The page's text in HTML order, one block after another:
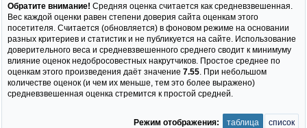
Обратите внимание! Средняя оценка считается как средневзвешенная.
Вес каждой оценки равен степени доверия сайта оценкам этого
посетителя. Считается (обновляется) в фоновом режиме на основании
разных критериев и статистик и не публикуется на сайте. Использование
доверительного веса и средневзвешенного среднего сводит к минимуму
влияние оценок недобросовестных накрутчиков. Простое среднее по
оценкам этого произведения даёт значение 7.55 . При небольшом
количестве оценок (и чем их меньше, тем это более выражено)
средневзвешенная оценка стремится к простой средней.
Режим отображения: таблица список